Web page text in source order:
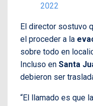
2022
El director sostuvo
el proceder a la
sobre todo en
Incluso en Santa
debieron ser
“El llamado es que